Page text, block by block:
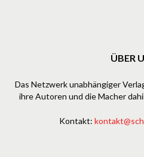
ÜBER
Das Netzwerk unabhängiger
ihre Autoren und die Macher
Kontakt: